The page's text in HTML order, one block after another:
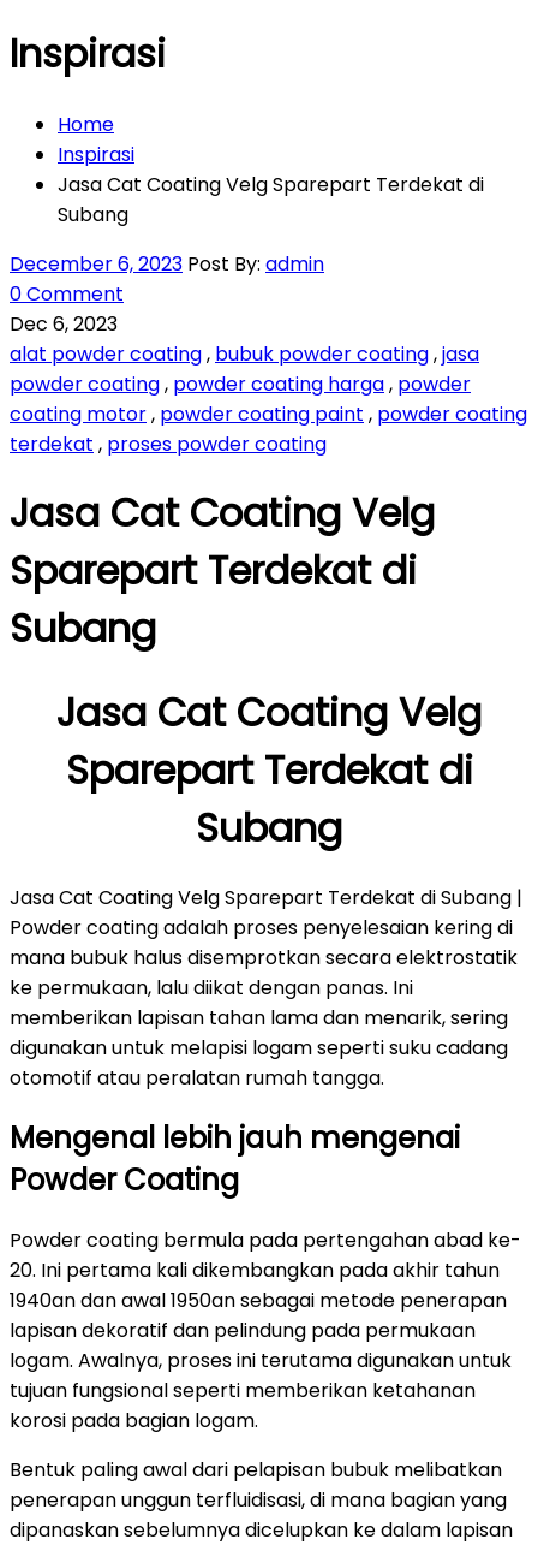
Inspirasi
Home
Inspirasi
Jasa Cat Coating Velg Sparepart Terdekat di
Subang
December 6, 2023 Post By: admin
0 Comment
Dec 6, 2023
alat powder coating, bubuk powder coating,jasa
powder coating, powder coating harga, powder
coating motor, powder coating paint , powder coating
terdekat , proses powder coating
Jasa Cat Coating Velg
Sparepart Terdekat di
Subang
Jasa Cat Coating Velg
Sparepart Terdekat di
Subang
Jasa Cat Coating Velg Sparepart Terdekat di Subang |
Powder coating adalah proses penyelesaian kering di
mana bubuk halus disemprotkan secara elektrostatik
ke permukaan, lalu diikat dengan panas. Ini
memberikan lapisan tahan lama dan menarik, sering
digunakan untuk melapisi logam seperti suku cadang
otomotif atau peralatan rumah tangga.
Mengenal lebih jauh mengenai
Powder Coating
Powder coating bermula pada pertengahan abad ke-
20. Ini pertama kali dikembangkan pada akhir tahun
1940an dan awal 1950an sebagai metode penerapan
lapisan dekoratif dan pelindung pada permukaan
logam. Awalnya, proses ini terutama digunakan untuk
tujuan fungsional seperti memberikan ketahanan
korosi pada bagian logam.
Bentuk paling awal dari pelapisan bubuk melibatkan
penerapan unggun terfluidisasi, di mana bagian yang
dipanaskan sebelumnya dicelupkan ke dalam lapisan